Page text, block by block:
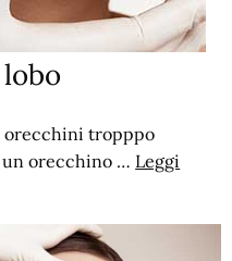
orecchini tropppo
orecchino … Leggi